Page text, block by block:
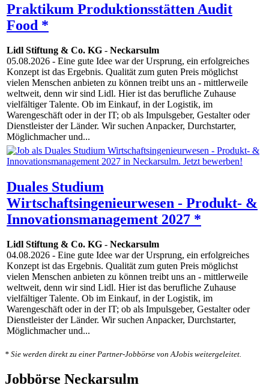
Praktikum Produktionsstätten Audit
Food *
Lidl Stiftung & Co. KG - Neckarsulm
05.08.2026 - Eine gute Idee war der Ursprung, ein erfolgreiches
Konzept ist das Ergebnis. Qualität zum guten Preis möglichst
vielen Menschen anbieten zu können treibt uns an - mittlerweile
weltweit, denn wir sind Lidl. Hier ist das berufliche Zuhause
vielfältiger Talente. Ob im Einkauf, in der Logistik, im
Warengeschäft oder in der IT; ob als Impulsgeber, Gestalter oder
Dienstleister der Länder. Wir suchen Anpacker, Durchstarter,
Möglichmacher und...
Duales Studium
Wirtschaftsingenieurwesen - Produkt- &
Innovationsmanagement 2027 *
Lidl Stiftung & Co. KG - Neckarsulm
04.08.2026 - Eine gute Idee war der Ursprung, ein erfolgreiches
Konzept ist das Ergebnis. Qualität zum guten Preis möglichst
vielen Menschen anbieten zu können treibt uns an - mittlerweile
weltweit, denn wir sind Lidl. Hier ist das berufliche Zuhause
vielfältiger Talente. Ob im Einkauf, in der Logistik, im
Warengeschäft oder in der IT; ob als Impulsgeber, Gestalter oder
Dienstleister der Länder. Wir suchen Anpacker, Durchstarter,
Möglichmacher und...
* Sie werden direkt zu einer Partner-Jobbörse von AJobis weitergeleitet.
Jobbörse Neckarsulm